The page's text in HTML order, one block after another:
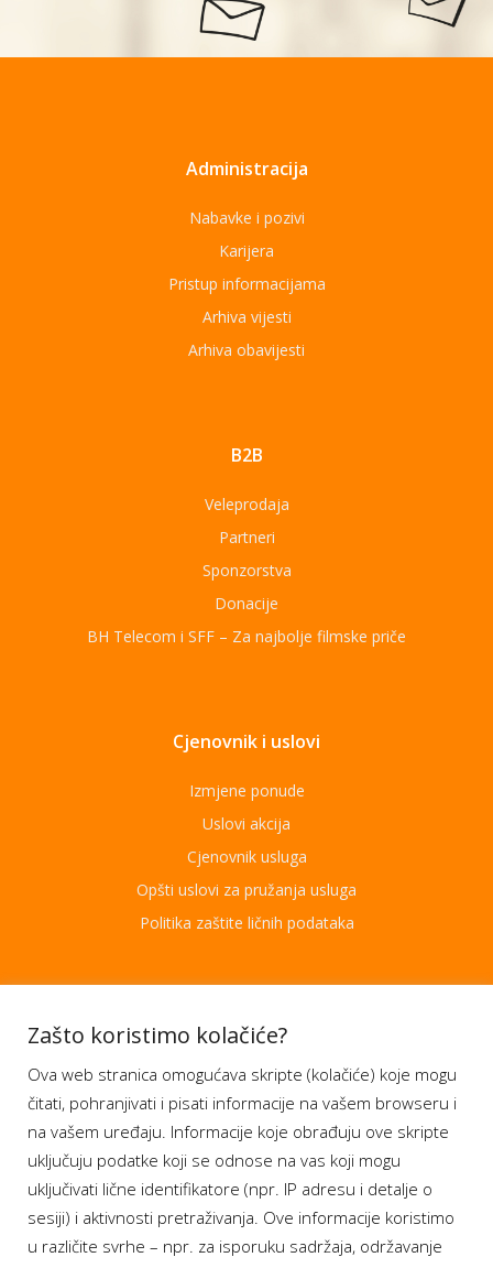
Administracija
Nabavke i pozivi
Karijera
Pristup informacijama
Arhiva vijesti
Arhiva obavijesti
B2B
Veleprodaja
Partneri
Sponzorstva
Donacije
BH Telecom i SFF – Za najbolje filmske priče
Cjenovnik i uslovi
Izmjene ponude
Uslovi akcija
Cjenovnik usluga
Opšti uslovi za pružanja usluga
Politika zaštite ličnih podataka
Aplikacije
Moj BH Telecom
Dostupnost usluga
Moja webTV
Aukcije BH Telecom
Zašto koristimo kolačiće?
Ova web stranica omogućava skripte (kolačiće) koje mogu
čitati, pohranjivati i pisati informacije na vašem browseru i
na vašem uređaju. Informacije koje obrađuju ove skripte
uključuju podatke koji se odnose na vas koji mogu
uključivati lične identifikatore (npr. IP adresu i detalje o
sesiji) i aktivnosti pretraživanja. Ove informacije koristimo
u različite svrhe – npr. za isporuku sadržaja, održavanje